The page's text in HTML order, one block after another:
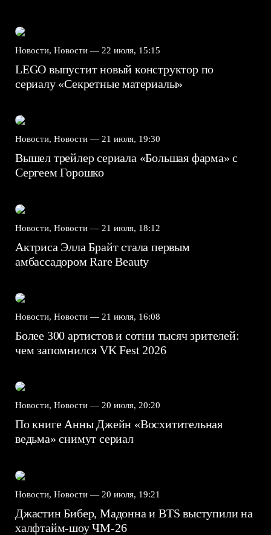
Новости, Новости — 22 июля, 15:15
LEGO выпустит новый конструктор по
сериалу «Секретные материалы»
Новости, Новости — 21 июля, 19:30
Вышел трейлер сериала «Большая фарма» с
Сергеем Горошко
Новости, Новости — 21 июля, 18:12
Актриса Элла Брайт стала первым
амбассадором Rare Beauty
Новости, Новости — 21 июля, 16:08
Более 300 артистов и сотни тысяч зрителей:
чем запомнился VK Fest 2026
Новости, Новости — 20 июля, 20:20
По книге Анны Джейн «Восхитительная
ведьма» снимут сериал
Новости, Новости — 20 июля, 19:21
Джастин Бибер, Мадонна и BTS выступили на
халфтайм-шоу ЧМ-26